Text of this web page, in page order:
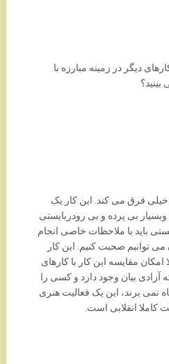
دیگر در زمینه مبارزه با
خیلی فرق می کند. این کار یک
بی پرده و بی رودربایستی
باید با ملاحظات خاصی انجام
توانیم صحبت کنیم. این کار
مقایسه این کار با کارهای
آزادی بیان وجود دارد و کسی را
نمی برند، این یک فعالیت هنری
انقلابی است.